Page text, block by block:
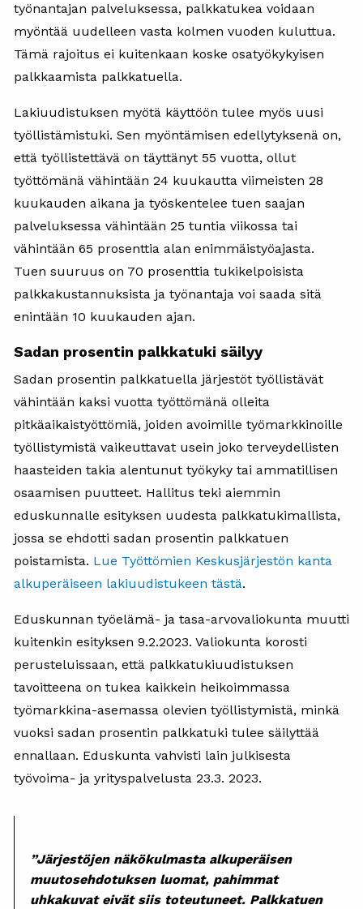
työnantajan palveluksessa, palkkatukea voidaan
myöntää uudelleen vasta kolmen vuoden kuluttua.
Tämä rajoitus ei kuitenkaan koske osatyökykyisen
palkkaamista palkkatuella.
Lakiuudistuksen myötä käyttöön tulee myös uusi
työllistämistuki. Sen myöntämisen edellytyksenä on,
että työllistettävä on täyttänyt 55 vuotta, ollut
työttömänä vähintään 24 kuukautta viimeisten 28
kuukauden aikana ja työskentelee tuen saajan
palveluksessa vähintään 25 tuntia viikossa tai
vähintään 65 prosenttia alan enimmäistyöajasta.
Tuen suuruus on 70 prosenttia tukikelpoisista
palkkakustannuksista ja työnantaja voi saada sitä
enintään 10 kuukauden ajan.
Sadan prosentin palkkatuki säilyy
Sadan prosentin palkkatuella järjestöt työllistävät
vähintään kaksi vuotta työttömänä olleita
pitkäaikaistyöttömiä, joiden avoimille työmarkkinoille
työllistymistä vaikeuttavat usein joko terveydellisten
haasteiden takia alentunut työkyky tai ammatillisen
osaamisen puutteet. Hallitus teki aiemmin
eduskunnalle esityksen uudesta palkkatukimallista,
jossa se ehdotti sadan prosentin palkkatuen
poistamista. Lue Työttömien Keskusjärjestön kanta
alkuperäiseen lakiuudistukeen tästä.
Eduskunnan työelämä- ja tasa-arvovaliokunta muutti
kuitenkin esityksen 9.2.2023. Valiokunta korosti
perusteluissaan, että palkkatukiuudistuksen
tavoitteena on tukea kaikkein heikoimmassa
työmarkkina-asemassa olevien työllistymistä, minkä
vuoksi sadan prosentin palkkatuki tulee säilyttää
ennallaan. Eduskunta vahvisti lain julkisesta
työvoima- ja yrityspalvelusta 23.3. 2023.
”Järjestöjen näkökulmasta alkuperäisen
muutosehdotuksen luomat, pahimmat
uhkakuvat eivät siis toteutuneet. Palkkatuen